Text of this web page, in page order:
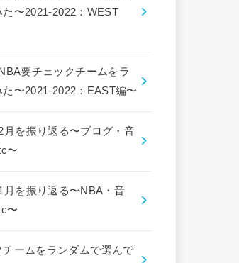
〜2021-2022：WEST
要チェックチームをラ
〜2021-2022：EAST編〜
月を振り返る〜ブログ・音
〜
月を振り返る〜NBA・音
〜
ームをランダムで選んで